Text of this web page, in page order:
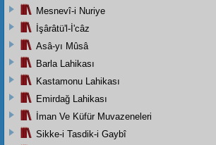
Mesnevî-i Nuriye
İşârâtü'l-İ'câz
Asâ-yı Mûsâ
Barla Lahikası
Kastamonu Lahikası
Emirdağ Lahikası
İman Ve Küfür Muvazeneleri
Sikke-i Tasdik-i Gaybî